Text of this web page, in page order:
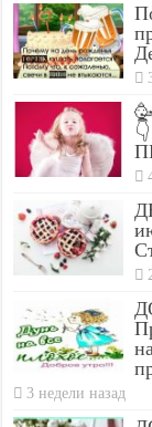
3 недели назад